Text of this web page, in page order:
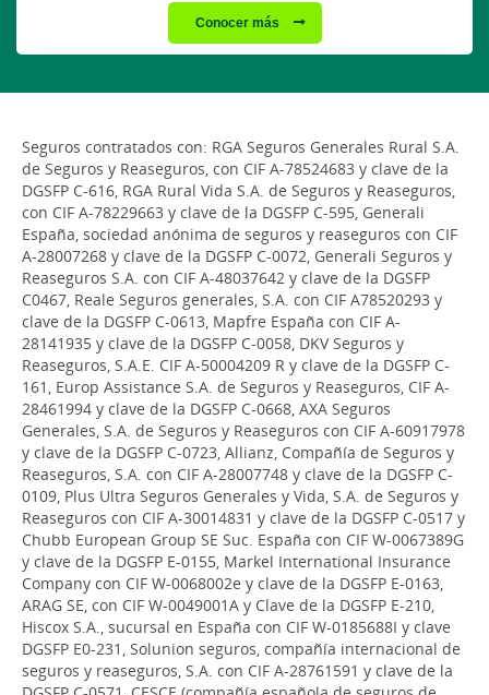
Conocer más
Seguros contratados con: RGA Seguros Generales Rural S.A.
de Seguros y Reaseguros, con CIF A-78524683 y clave de la
DGSFP C-616, RGA Rural Vida S.A. de Seguros y Reaseguros,
con CIF A-78229663 y clave de la DGSFP C-595, Generali
España, sociedad anónima de seguros y reaseguros con CIF
A-28007268 y clave de la DGSFP C-0072, Generali Seguros y
Reaseguros S.A. con CIF A-48037642 y clave de la DGSFP
C0467, Reale Seguros generales, S.A. con CIF A78520293 y
clave de la DGSFP C-0613, Mapfre España con CIF A-
28141935 y clave de la DGSFP C-0058, DKV Seguros y
Reaseguros, S.A.E. CIF A-50004209 R y clave de la DGSFP C-
161, Europ Assistance S.A. de Seguros y Reaseguros, CIF A-
28461994 y clave de la DGSFP C-0668, AXA Seguros
Generales, S.A. de Seguros y Reaseguros con CIF A-60917978
y clave de la DGSFP C-0723, Allianz, Compañía de Seguros y
Reaseguros, S.A. con CIF A-28007748 y clave de la DGSFP C-
0109, Plus Ultra Seguros Generales y Vida, S.A. de Seguros y
Reaseguros con CIF A-30014831 y clave de la DGSFP C-0517 y
Chubb European Group SE Suc. España con CIF W-0067389G
y clave de la DGSFP E-0155, Markel International Insurance
Company con CIF W-0068002e y clave de la DGSFP E-0163,
ARAG SE, con CIF W-0049001A y Clave de la DGSFP E-210,
Hiscox S.A., sucursal en España con CIF W-0185688I y clave
DGSFP E0-231, Solunion seguros, compañía internacional de
seguros y reaseguros, S.A. con CIF A-28761591 y clave de la